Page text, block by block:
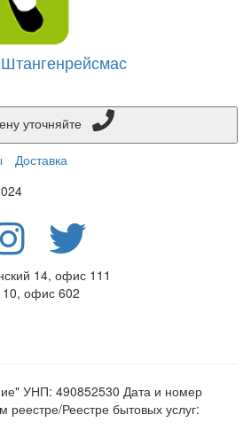
Доставка
14, офис 111
10, офис 602
УНП: 490852530 Дата и номер
реестре/Реестре бытовых услуг: